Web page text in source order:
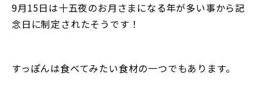
9月15日は十五夜のお月さまになる年が多い事から記
念日に制定されたそうです！
すっぽんは食べてみたい食材の一つでもあります。